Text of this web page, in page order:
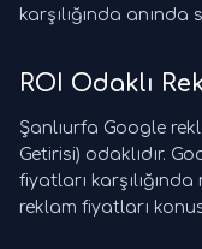
karşılığında anında
ROI Odaklı
Şanlıurfa Google
Getirisi) odaklıdır.
fiyatları
reklam fiyatları